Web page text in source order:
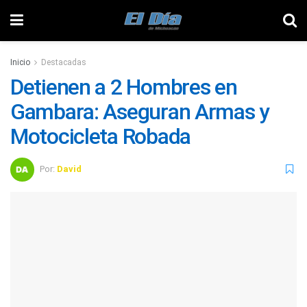
Inicio Destacadas
Detienen a 2 Hombres en
Gambara: Aseguran Armas y
Motocicleta Robada
Por: David